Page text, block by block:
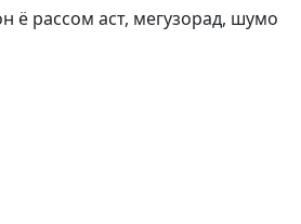
ё рассом аст, мегузорад, шумо